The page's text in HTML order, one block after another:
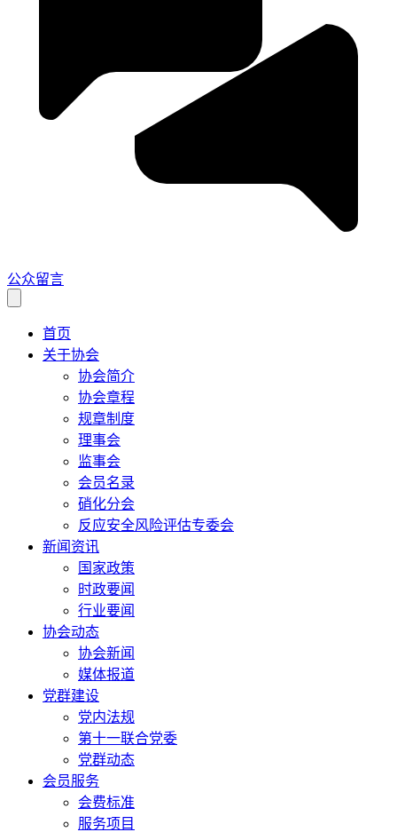
公众留言
首页
关于协会
协会简介
协会章程
规章制度
理事会
监事会
会员名录
硝化分会
反应安全风险评估专委会
新闻资讯
国家政策
时政要闻
行业要闻
协会动态
协会新闻
媒体报道
党群建设
党内法规
第十一联合党委
党群动态
会员服务
会费标准
服务项目